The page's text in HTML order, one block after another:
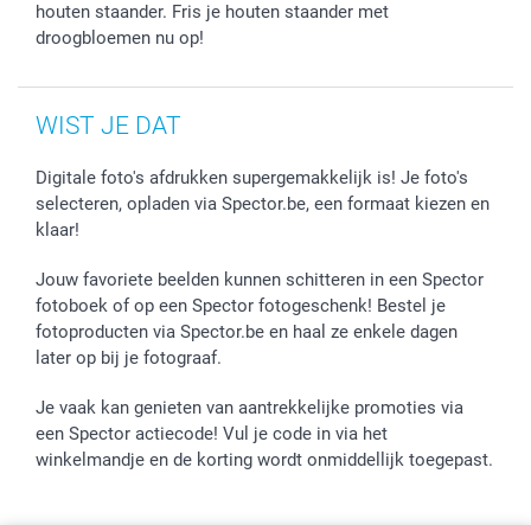
houten staander. Fris je houten staander met
droogbloemen nu op!
WIST JE DAT
Digitale foto's afdrukken supergemakkelijk is! Je foto's
selecteren, opladen via Spector.be, een formaat kiezen en
klaar!
Jouw favoriete beelden kunnen schitteren in een Spector
fotoboek of op een Spector fotogeschenk! Bestel je
fotoproducten via Spector.be en haal ze enkele dagen
later op bij je fotograaf.
Je vaak kan genieten van aantrekkelijke promoties via
een Spector actiecode! Vul je code in via het
winkelmandje en de korting wordt onmiddellijk toegepast.